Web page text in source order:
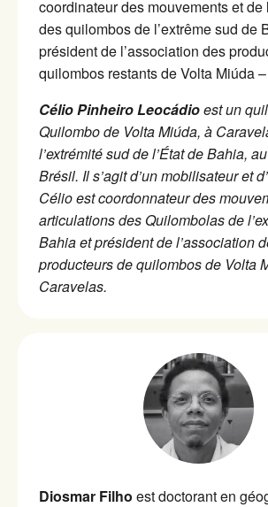
coordinateur des mouvements et de
des quilombos de l’extrême sud de
président de l’association des
quilombos restants de Volta Miúda
Célio Pinheiro Leocádioest un
Quilombo de Volta Miúda, à
l’extrémité sud de l’État de Bahia,
Brésil. Il s’agit d’un mobilisateur et
Célio est coordonnateur des
articulations des Quilombolas de
Bahia et président de l’association
producteurs de quilombos de Volta
Caravelas.
Diosmar Filho est doctorant en